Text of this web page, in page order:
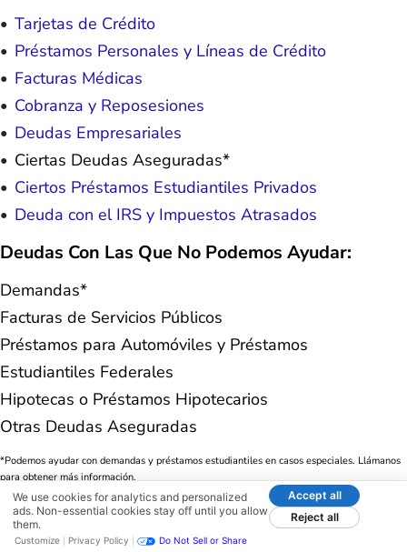
Tarjetas de Crédito
Préstamos Personales y Líneas de Crédito
Facturas Médicas
Cobranza y Reposesiones
Deudas Empresariales
Ciertas Deudas Aseguradas*
Ciertos Préstamos Estudiantiles Privados
Deuda con el IRS y Impuestos Atrasados
Deudas Con Las Que No Podemos Ayudar:
Demandas*
Facturas de Servicios Públicos
Préstamos para Automóviles y Préstamos
Estudiantiles Federales
Hipotecas o Préstamos Hipotecarios
Otras Deudas Aseguradas
*Podemos ayudar con demandas y préstamos estudiantiles en casos especiales. Llámanos
para obtener más información.
We use cookies for analytics and personalized
ads. Non-essential cookies stay off until you allow
them.
Accept all
Reject all
Customize Privacy Policy Do Not Sell or Share